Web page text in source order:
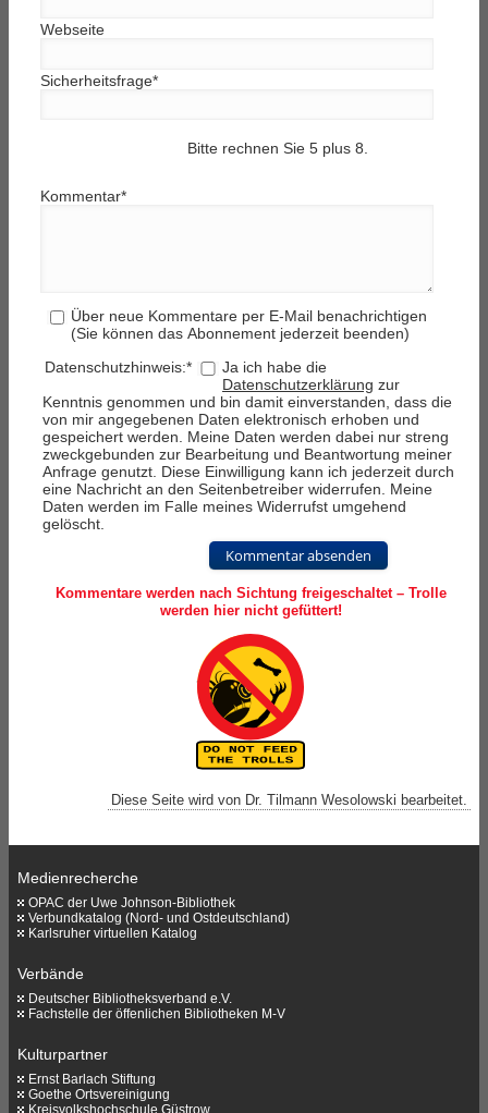
Webseite
Sicherheitsfrage*
Bitte rechnen Sie 5 plus 8.
Kommentar*
Über neue Kommentare per E-Mail benachrichtigen
(Sie können das Abonnement jederzeit beenden)
Datenschutzhinweis:*
Ja ich habe die
Datenschutzerklärung zur
Kenntnis genommen und bin damit einverstanden, dass die
von mir angegebenen Daten elektronisch erhoben und
gespeichert werden. Meine Daten werden dabei nur streng
zweckgebunden zur Bearbeitung und Beantwortung meiner
Anfrage genutzt. Diese Einwilligung kann ich jederzeit durch
eine Nachricht an den Seitenbetreiber widerrufen. Meine
Daten werden im Falle meines Widerrufst umgehend
gelöscht.
Kommentar absenden
Kommentare werden nach Sichtung freigeschaltet – Trolle
werden hier nicht gefüttert!
Diese Seite wird von Dr. Tilmann Wesolowski bearbeitet.
Medienrecherche
OPAC der Uwe Johnson-Bibliothek
Verbundkatalog (Nord- und Ostdeutschland)
Karlsruher virtuellen Katalog
Verbände
Deutscher Bibliotheksverband e.V.
Fachstelle der öffenlichen Bibliotheken M-V
Kulturpartner
Ernst Barlach Stiftung
Goethe Ortsvereinigung